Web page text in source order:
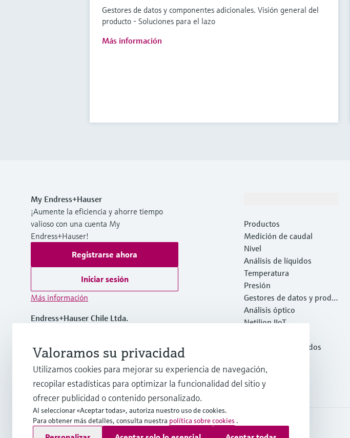
Gestores de datos y componentes adicionales. Visión general del
producto - Soluciones para el lazo
Más información
My Endress+Hauser
¡Aumente la eficiencia y ahorre tiempo
valioso con una cuenta My
Endress+Hauser!
Registrarse ahora
Iniciar sesión
Más información
Endress+Hauser Chile Ltda.
(56 2) 2398 9100
info@cl.endress.com
Productos
Medición de caudal
Nivel
Análisis de líquidos
Temperatura
Presión
Gestores de datos y produ
ctos de sistema
Análisis óptico
Netilion IIoT
Productos destacados
Servicios
Copyright © Endress+Hauser Group Services AG
Valoramos su privacidad
Utilizamos cookies para mejorar su experiencia de navegación,
recopilar estadísticas para optimizar la funcionalidad del sitio y
ofrecer publicidad o contenido personalizado.
Al seleccionar «Aceptar todas», autoriza nuestro uso de cookies.
Para obtener más detalles, consulta nuestra política sobre cookies .